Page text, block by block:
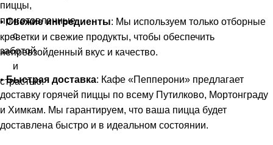
•Свежие ингредиенты: Мы используем только отборные
креветки и свежие продукты, чтобы обеспечить
непревзойденный вкус и качество.
•Быстрая доставка: Кафе «Пепперони» предлагает
доставку горячей пиццы по всему Путилково, Мортонграду
и Химкам. Мы гарантируем, что ваша пицца будет
доставлена быстро и в идеальном состоянии.